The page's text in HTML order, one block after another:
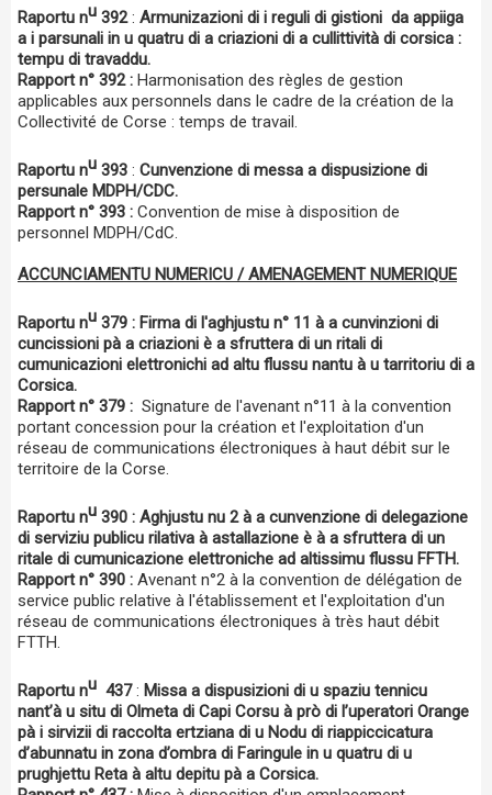
Raportu nu 392: Armunizazioni di i reguli di gistioni da appiiga
a i parsunali in u quatru di a criazioni di a cullittività di corsica :
tempu di travaddu.
Rapport n° 392 : Harmonisation des règles de gestion
applicables aux personnels dans le cadre de la création de la
Collectivité de Corse : temps de travail.
Raportu nu 393 : Cunvenzione di messa a dispusizione di
persunale MDPH/CDC.
Rapport n° 393 : Convention de mise à disposition de
personnel MDPH/CdC.
ACCUNCIAMENTU NUMERICU / AMENAGEMENT NUMERIQUE
Raportu nu 379 : Firma di l'aghjustu n° 11 à a cunvinzioni di
cuncissioni pà a criazioni è a sfruttera di un ritali di
cumunicazioni elettronichi ad altu flussu nantu à u tarritoriu di a
Corsica.
Rapport n° 379 : Signature de l'avenant n°11 à la convention
portant concession pour la création et l'exploitation d'un
réseau de communications électroniques à haut débit sur le
territoire de la Corse.
Raportu nu 390 : Aghjustu nu 2 à a cunvenzione di delegazione
di serviziu publicu rilativa à astallazione è à a sfruttera di un
ritale di cumunicazione elettroniche ad altissimu flussu FFTH.
Rapport n° 390 : Avenant n°2 à la convention de délégation de
service public relative à l'établissement et l'exploitation d'un
réseau de communications électroniques à très haut débit
FTTH.
Raportu nu 437: Missa a dispusizioni di u spaziu tennicu
nant’à u situ di Olmeta di Capi Corsu à prò di l’uperatori Orange
pà i sirvizii di raccolta ertziana di u Nodu di riappiccicatura
d’abunnatu in zona d’ombra di Faringule in u quatru di u
prughjettu Reta à altu depitu pà a Corsica.